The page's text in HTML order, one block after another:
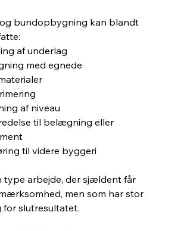
bundopbygning kan blandt
af underlag
med egnede
af niveau
til belægning eller
til videre byggeri
type arbejde, der sjældent får
men som har stor
slutresultatet.